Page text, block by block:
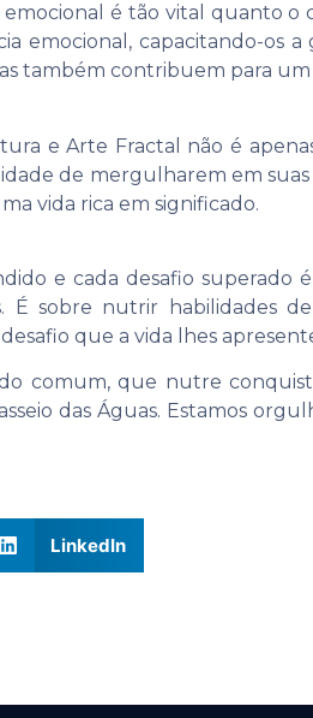
é tão vital quanto
emocional, capacitando-os
também contribuem para um
e Arte Fractal não é
de mergulharem em
vida rica em significado.
e cada desafio
É sobre nutrir habilidades
que a vida lhes
comum, que nutre
das Águas. Estamos
LinkedIn